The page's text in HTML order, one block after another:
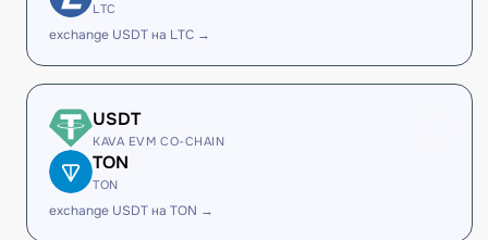
LTC
exchange USDT на LTC →
USDT
KAVA EVM CO-CHAIN
TON
TON
exchange USDT на TON →